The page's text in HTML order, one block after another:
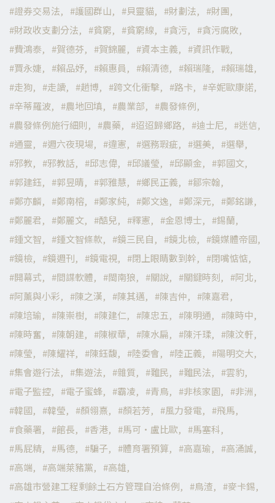
證券交易法
護國群山 貝靈貓 財劃法
財團
財政收支劃分法
貧窮 貧窮線 貪污
貪污腐敗
費鴻泰
賀德芬 賀錦麗 資本主義
資訊作戰
賈永婕
賴品妤 賴惠員 賴清德 賴瑞隆
賴瑞雄
走狗
走讀 趙博 跨文化衝擊 路卡
辛妮歐康諾
辛蒂羅波
農地回填 農業部
農發條例
農發條例施行細則
農藥 迢迢歸鄉路 迪士尼
迷信
通靈
週六夜現場 違憲 選務瑕疵 選美
選舉
邪教
邪教話 邱志偉 邱議瑩 邱顯金
郭國文
郭建鈺
郭昱晴 郭雅慧 鄉民正義
鄒宗翰
鄭亦麟
鄭南榕 鄭家純 鄭文逸 鄭深元
鄭銘謙
鄭麗君
鄭麗文 酷兒 釋憲 金恩博士
錫蘭
鍾文智
鍾文智條款 鏡三民自 鏡北檢
鏡媒體帝國
鏡檢
鏡週刊 鏡電視 閉上眼睛數到幹
閉嘴惦惦
開幕式
間諜軟體 閩南狼 關說 關鍵時刻
阿北
阿薰與小彩
陳之漢 陳其邁 陳吉仲
陳嘉君
陳培瑜
陳崇樹 陳建仁 陳忠五 陳明通
陳時中
陳時奮
陳朝建 陳椒華 陳水扁 陳汘瑈
陳汶軒
陳瑩
陳耀祥 陳鈺馥 陸委會 陸正義
陽明交大
集會遊行法
集遊法 雜質 難民 難民法
雲豹
電子監控
電子蜜蜂 霸凌 青鳥 非核家園
非洲
韓國
韓瑩 顏翎熹 顏若芳 風力發電
飛馬
食藥署
館長 香港 馬可·盧比歐
馬塞科
馬屁精
馬德 騙子 體育署預算 高嘉瑜
高涌誠
高端
高端萊豬黨
高雄
高雄市營建工程剩餘土石方管理自治條例
鳥渣
麥卡錫